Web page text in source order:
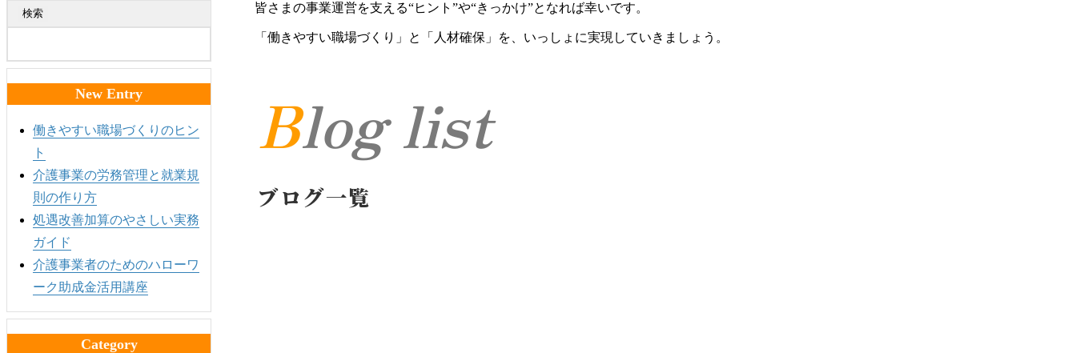
皆さまの事業運営を支える“ヒント”や“きっかけ”となれば幸いです。
「働きやすい職場づくり」と「人材確保」を、いっしょに実現していきましょう。
Blog list
ブログ一覧
検索
New Entry
働きやすい職場づくりのヒン
ト
介護事業の労務管理と就業規
則の作り方
処遇改善加算のやさしい実務
ガイド
介護事業者のためのハローワ
ーク助成金活用講座
Category